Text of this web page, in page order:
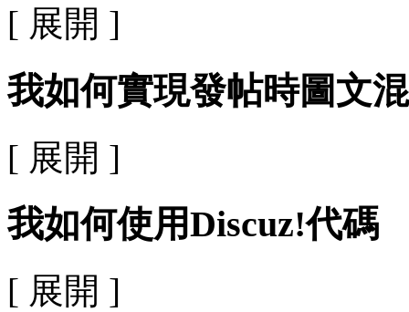
[ 展開 ]
我如何實現發帖時圖文
[ 展開 ]
我如何使用Discuz!代碼
[ 展開 ]